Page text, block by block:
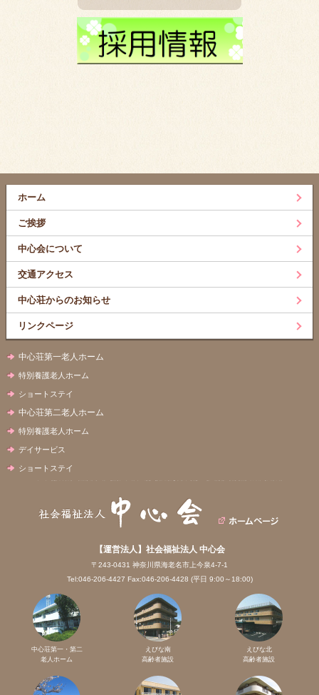
ホーム
ご挨拶
中心会について
交通アクセス
中心荘からのお知らせ
リンクページ
中心荘第一老人ホーム
特別養護老人ホーム
ショートステイ
中心荘第二老人ホーム
特別養護老人ホーム
デイサービス
ショートステイ
【運営法人】社会福祉法人 中心会
〒243-0431 神奈川県海老名市上今泉4-7-1
Tel:046-206-4427 Fax:046-206-4428 (平日 9:00～18:00)
中心荘第一・第二
老人ホーム
えびな南
高齢者施設
えびな北
高齢者施設